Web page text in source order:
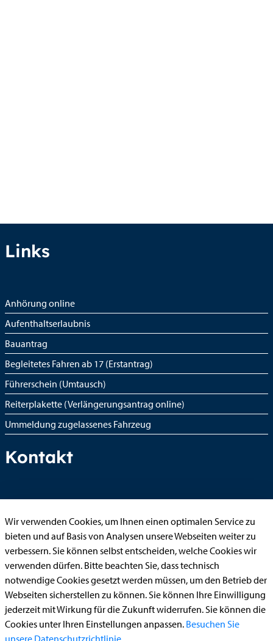
Links
Anhörung online
Aufenthaltserlaubnis
Bauantrag
Begleitetes Fahren ab 17 (Erstantrag)
Führerschein (Umtausch)
Reiterplakette (Verlängerungsantrag online)
Ummeldung zugelassenes Fahrzeug
Kontakt
Zollernstraße
10
52070
Aachen
Anfahrt
Tel:+49 241 5198-0
E-Mail:info@staedteregion-aachen.de
Web:www.staedteregion-aachen.de
Wir verwenden Cookies, um Ihnen einen optimalen Service zu
bieten und auf Basis von Analysen unsere Webseiten weiter zu
verbessern. Sie können selbst entscheiden, welche Cookies wir
verwenden dürfen. Bitte beachten Sie, dass technisch
notwendige Cookies gesetzt werden müssen, um den Betrieb der
Webseiten sicherstellen zu können. Sie können Ihre Einwilligung
jederzeit mit Wirkung für die Zukunft widerrufen. Sie können die
Cookies unter Ihren Einstellungen anpassen. Besuchen Sie
unsere Datenschutzrichtlinie